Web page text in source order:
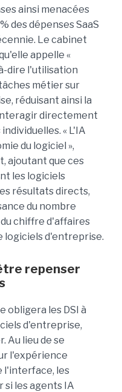
ainsi menacées
des dépenses SaaS
Le cabinet
appelle «
dire l'utilisation
métier sur
réduisant ainsi la
directement
« L'IA
du logiciel »,
ajoutant que ces
les logiciels
résultats directs,
du nombre
chiffre d'affaires
logiciels d'entreprise.
repenser
obligera les DSI à
d'entreprise,
Au lieu de se
l'expérience
l'interface, les
les agents IA